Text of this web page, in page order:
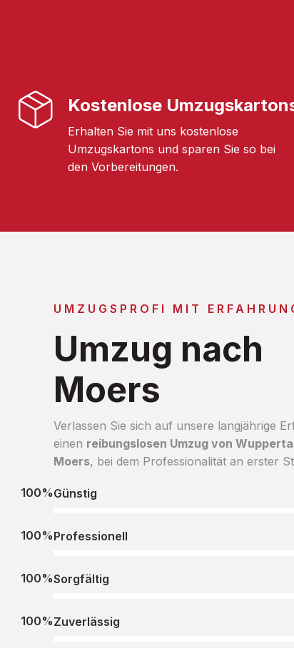
Kostenlose
Erhalten Sie mit uns kostenlose
Umzugskartons und sparen Sie so bei
den Vorbereitungen.
UMZUGSPROFI MIT
Umzug nach
Moers
Verlassen Sie sich auf unsere langjährige
einen reibungslosen Umzug von
Moers, bei dem Professionalität an erster
Günstig
100%
Professionell
100%
Sorgfältig
100%
Zuverlässig
100%